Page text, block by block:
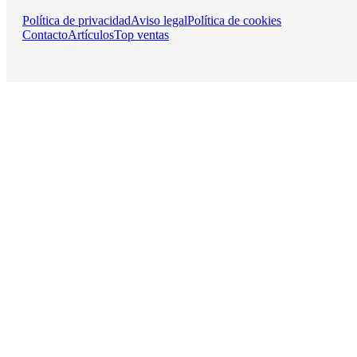
Política de privacidadAviso legalPolítica de cookies
ContactoArtículosTop ventas